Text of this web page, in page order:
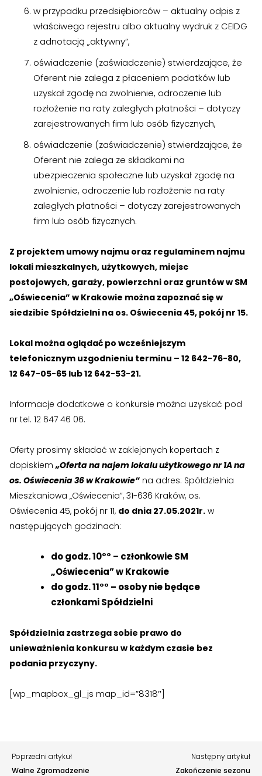
w przypadku przedsiębiorców – aktualny odpis z
właściwego rejestru albo aktualny wydruk z CEIDG
z adnotacją „aktywny”,
oświadczenie (zaświadczenie) stwierdzające, że
Oferent nie zalega z płaceniem podatków lub
uzyskał zgodę na zwolnienie, odroczenie lub
rozłożenie na raty zaległych płatności – dotyczy
zarejestrowanych firm lub osób fizycznych,
oświadczenie (zaświadczenie) stwierdzające, że
Oferent nie zalega ze składkami na
ubezpieczenia społeczne lub uzyskał zgodę na
zwolnienie, odroczenie lub rozłożenie na raty
zaległych płatności – dotyczy zarejestrowanych
firm lub osób fizycznych.
Z projektem umowy najmu oraz regulaminem najmu
lokali mieszkalnych, użytkowych, miejsc
postojowych, garaży, powierzchni oraz gruntów w SM
„Oświecenia” w Krakowie można zapoznać się w
siedzibie Spółdzielni na os. Oświecenia 45, pokój nr 15.
Lokal można oglądać po wcześniejszym
telefonicznym uzgodnieniu terminu – 12 642-76-80,
12 647-05-65 lub 12 642-53-21.
Informacje dodatkowe o konkursie można uzyskać pod
nr tel. 12 647 46 06.
Oferty prosimy składać w zaklejonych kopertach z
dopiskiem„Oferta na najem lokalu użytkowego nr 1A na
os. Oświecenia 36 w Krakowie” na adres: Spółdzielnia
Mieszkaniowa „Oświecenia”, 31-636 Kraków, os.
Oświecenia 45, pokój nr 11, do dnia 27.05.2021r. w
następujących godzinach:
do godz. 10°° – członkowie SM
„Oświecenia” w Krakowie
do godz. 11°° – osoby nie będące
członkami Spółdzielni
Spółdzielnia zastrzega sobie prawo do
unieważnienia konkursu w każdym czasie bez
podania przyczyny.
[wp_mapbox_gl_js map_id=”8318″]
Poprzedni artykuł
Walne Zgromadzenie
Następny artykuł
Zakończenie sezonu
Zgłoś problem lub uwagę
Twoja opinia pomaga nam ulepszać serwis
Tu możesz zgłosić uwagi do strony internetowej lub
zaproponować ulepszenia.
Awarie w blokachzgłaszaj telefonicznie.
Rodzaj zgłoszenia